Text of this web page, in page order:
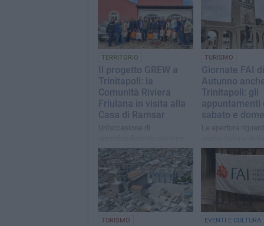
TERRITORIO
Il progetto GREW a
Trinitapoli: la
Comunità Riviera
Friulana in visita alla
Casa di Ramsar
Un’occasione di
della sostenibilità
ambientale, gestione delle
aree umide e criticità che
interessano i territori
costieri
TURISMO
Giornate FAI di
Autunno
Trinitapoli: gli
appuntamenti
sabato e
Le apertura
dei Cappuccini e
TURISMO EVENTI E CULTURA